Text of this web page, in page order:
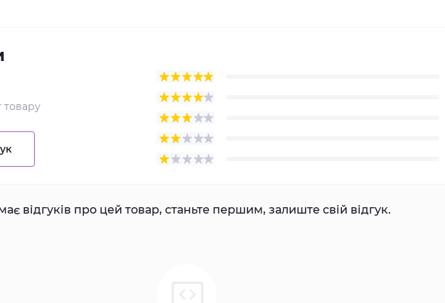
товару
відгуків про цей товар, станьте першим, залиште свій відгук.